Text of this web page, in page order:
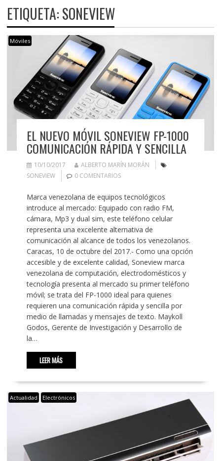
ETIQUETA:SONEVIEW
Móviles
EL NUEVO MÓVIL SONEVIEW FP-1000
COMUNICACIÓN RÁPIDA Y SENCILLA
10/10/2017
ALBERTO MARÍN MORÁN
SONEVIEW
0 COMENTARIOS
Marca venezolana de equipos tecnológicos
introduce al mercado: Equipado con radio FM,
cámara, Mp3 y dual sim, este teléfono celular
representa una excelente alternativa de
comunicación al alcance de todos los venezolanos.
Caracas, 10 de octubre del 2017.- Como una opción
accesible y de excelente calidad, Soneview marca
venezolana de computación, electrodomésticos y
tecnología presenta al mercado su primer teléfono
móvil; se trata del FP-1000 ideal para quienes
requieren una comunicación rápida y sencilla por
medio de llamadas y mensajes de texto. Maykoll
Godos, Gerente de Investigación y Desarrollo de
la…
LEER MÁS
Actualidad Electrónicos